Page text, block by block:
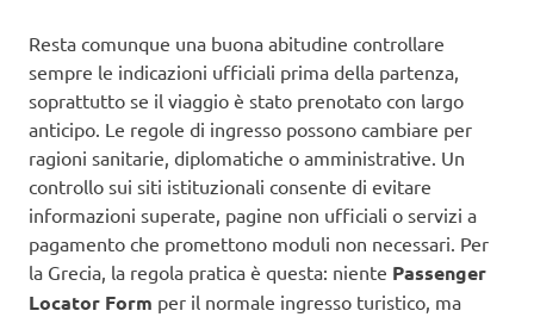
Resta comunque una buona abitudine controllare
sempre le indicazioni ufficiali prima della partenza,
soprattutto se il viaggio è stato prenotato con largo
anticipo. Le regole di ingresso possono cambiare per
ragioni sanitarie, diplomatiche o amministrative. Un
controllo sui siti istituzionali consente di evitare
informazioni superate, pagine non ufficiali o servizi a
pagamento che promettono moduli non necessari. Per
la Grecia, la regola pratica è questa: niente Passenger
Locator Form per il normale ingresso turistico, ma